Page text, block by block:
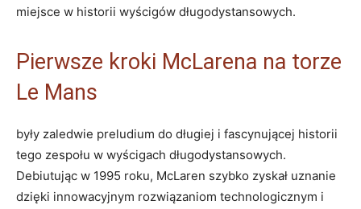
miejsce w historii wyścigów długodystansowych.
Pierwsze kroki McLarena na torze
Le Mans
były zaledwie preludium do długiej i fascynującej historii
tego zespołu w wyścigach długodystansowych.
Debiutując w 1995 roku, McLaren szybko zyskał uznanie
dzięki innowacyjnym rozwiązaniom technologicznym i